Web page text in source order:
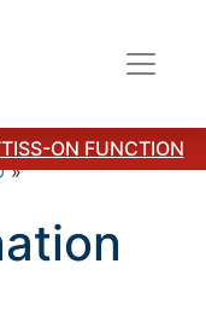
ON FUNCTION
»